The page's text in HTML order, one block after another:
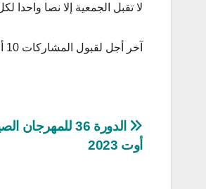
لا تقبل الجمعية إلا نصا واحدا
آخر أجل لقبول المشاركات 10 أوت 2023
تصفّح
المقالات
أوت 2023